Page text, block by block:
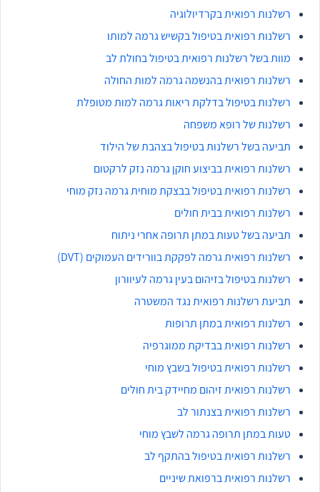
רשלנות רפואית בקרדיולוגיה
רשלנות רפואית בטיפול בקשיש גרמה למותו
מוות בשל רשלנות רפואית בטיפול בחולת לב
רשלנות רפואית בהנשמה גרמה למות החולה
רשלנות בטיפול בדלקת ריאות גרמה למות מטופלת
רשלנות של רופא משפחה
תביעה בשל רשלנות בטיפול בצהבת של הילוד
רשלנות רפואית בביצוע חוקן גרמה נזק לרקטום
רשלנות רפואית בטיפול בבצקת מוחית גרמה נזק מוחי
רשלנות רפואית בבית חולים
תביעה בשל טעות במתן תרופה אחרי ניתוח
רשלנות רפואית גרמה לפקקת בוורידים העמוקים (DVT)
רשלנות בטיפול בזיהום בעין גרמה לעיוורון
תביעת רשלנות רפואית נגד המשטרה
רשלנות רפואית במתן תרופות
רשלנות רפואית בבדיקת ממוגרפיה
רשלנות רפואית בטיפול בשבץ מוחי
רשלנות רפואית זיהום מחיידק בית חולים
רשלנות רפואית בצנתור לב
טעות במתן תרופה גרמה לשבץ מוחי
רשלנות רפואית בטיפול בהתקף לב
רשלנות רפואית ברפואת שיניים